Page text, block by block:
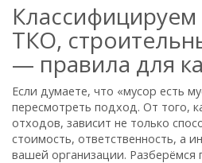
ТКО,
— правила для
Если думаете, что «мусор есть
пересмотреть подход. От того,
отходов, зависит не только
стоимость, ответственность, а
вашей организации. Разберёмся